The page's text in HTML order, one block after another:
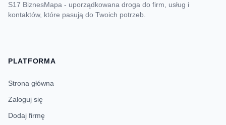
S17 BiznesMapa - uporządkowana droga do firm, usług i
kontaktów, które pasują do Twoich potrzeb.
PLATFORMA
Strona główna
Zaloguj się
Dodaj firmę